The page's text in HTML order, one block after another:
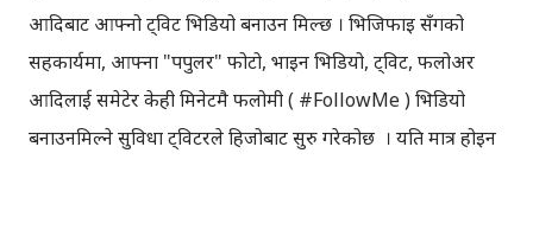
आदिबाट आफ्नो ट्विट भिडियो बनाउन मिल्छ । भिजिफाइ सँगको
सहकार्यमा, आफ्ना "पपुलर" फोटो, भाइन भिडियो, ट्विट, फलोअर
आदिलाई समेटेर केही मिनेटमै फलोमी ( #FollowMe ) भिडियो
बनाउनमिल्ने सुविधा ट्विटरले हिजोबाट सुरु गरेकोछ । यति मात्र होइन